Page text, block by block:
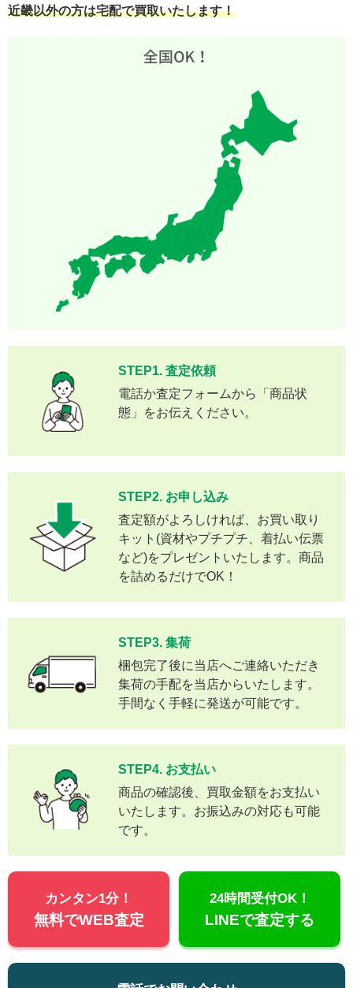
近畿以外の方は宅配で買取いたします！
STEP1. 査定依頼
電話か査定フォームから「商品状
態」をお伝えください。
STEP2. お申し込み
査定額がよろしければ、お買い取り
キット(資材やプチプチ、着払い伝票
など)をプレゼントいたします。商品
を詰めるだけでOK！
STEP3. 集荷
梱包完了後に当店へご連絡いただき
集荷の手配を当店からいたします。
手間なく手軽に発送が可能です。
STEP4. お支払い
商品の確認後、買取金額をお支払い
いたします。お振込みの対応も可能
です。
カンタン1分！
無料でWEB査定
24時間受付OK！
LINEで査定する